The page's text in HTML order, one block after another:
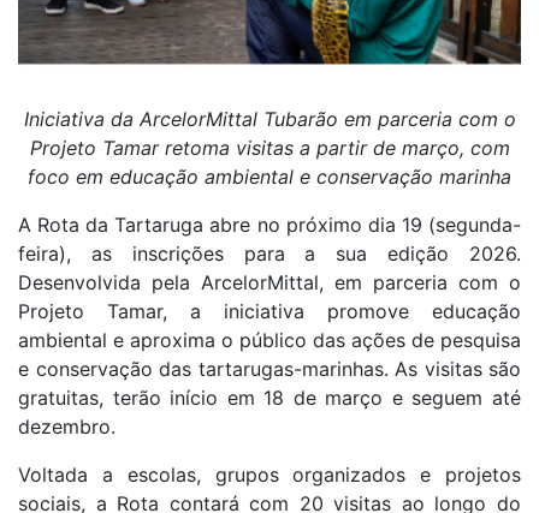
Iniciativa da ArcelorMittal Tubarão em parceria com o
Projeto Tamar retoma visitas a partir de março, com
foco em educação ambiental e conservação marinha
A Rota da Tartaruga abre no próximo dia 19 (segunda-
feira), as inscrições para a sua edição 2026.
Desenvolvida pela ArcelorMittal, em parceria com o
Projeto Tamar, a iniciativa promove educação
ambiental e aproxima o público das ações de pesquisa
e conservação das tartarugas-marinhas. As visitas são
gratuitas, terão início em 18 de março e seguem até
dezembro.
Voltada a escolas, grupos organizados e projetos
sociais, a Rota contará com 20 visitas ao longo do